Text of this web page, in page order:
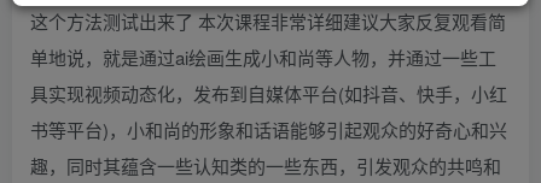
这个方法测试出来了 本次课程非常详细建议大家反复观看简
单地说，就是通过ai绘画生成小和尚等人物，并通过一些工
具实现视频动态化，发布到自媒体平台(如抖音、快手，小红
书等平台)，小和尚的形象和话语能够引起观众的好奇心和兴
趣，同时其蕴含一些认知类的一些东西，引发观众的共鸣和